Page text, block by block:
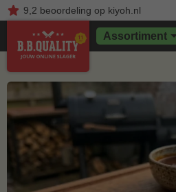
9,2 beoordelingop kiyoh.nl
Assortiment